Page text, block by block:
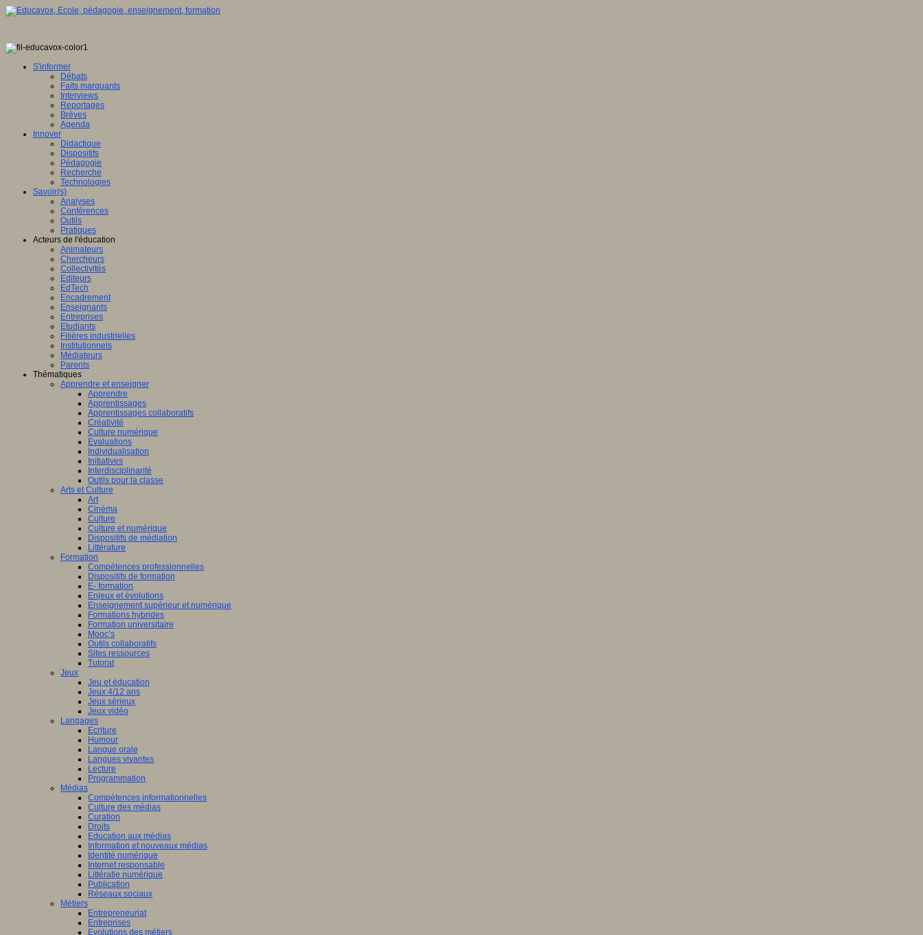
S'informer
Débats
Faits marquants
Interviews
Reportages
Brèves
Agenda
Innover
Didactique
Dispositifs
Pédagogie
Recherche
Technologies
Savoir(s)
Analyses
Conférences
Outils
Pratiques
Acteurs de l'éducation
Animateurs
Chercheurs
Collectivités
Editeurs
EdTech
Encadrement
Enseignants
Entreprises
Etudiants
Filières industrielles
Institutionnels
Médiateurs
Parents
Thématiques
Apprendre et enseigner
Apprendre
Apprentissages
Apprentissages collaboratifs
Créativité
Culture numérique
Evaluations
Individualisation
Initiatives
Interdisciplinarité
Outils pour la classe
Arts et Culture
Art
Cinéma
Culture
Culture et numérique
Dispositifs de médiation
Littérature
Formation
Compétences professionnelles
Dispositifs de formation
E- formation
Enjeux et évolutions
Enseignement supérieur et numérique
Formations hybrides
Formation universitaire
Mooc’s
Outils collaboratifs
Sites ressources
Tutorat
Jeux
Jeu et éducation
Jeux 4/12 ans
Jeux sérieux
Jeux vidéo
Langages
Ecriture
Humour
Langue orale
Langues vivantes
Lecture
Programmation
Médias
Compétences informationnelles
Culture des médias
Curation
Droits
Education aux médias
Information et nouveaux médias
Identité numérique
Internet responsable
Littératie numérique
Publication
Réseaux sociaux
Métiers
Entrepreneuriat
Entreprises
Evolutions des métiers